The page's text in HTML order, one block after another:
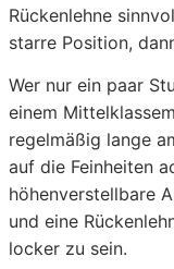
Rückenlehne
starre Position,
Wer nur ein paar
einem
regelmäßig lange
auf die Feinheiten
höhenverstellbare
und eine
locker zu sein.